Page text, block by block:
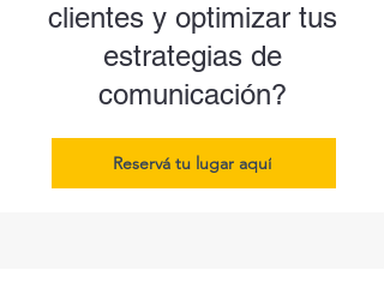
clientes y optimizar tus
estrategias de
comunicación?
Reservá tu lugar aquí